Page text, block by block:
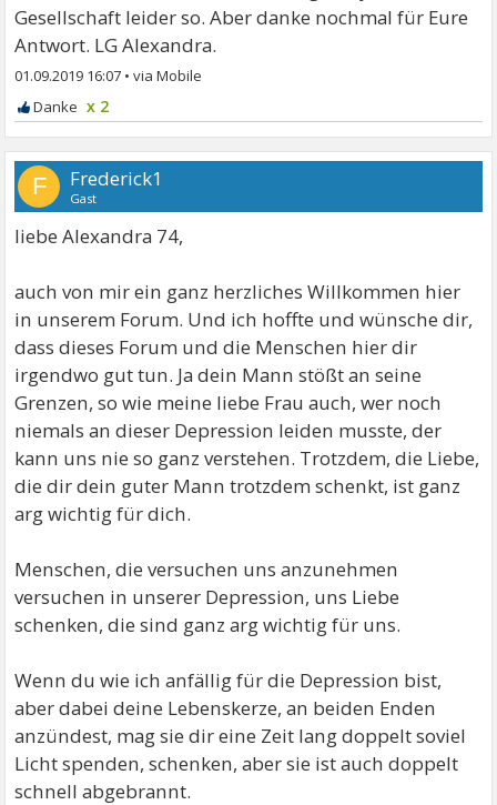
Gesellschaft leider so. Aber danke nochmal für Eure
Antwort. LG Alexandra.
01.09.2019 16:07 •
x 2
F Frederick1
Gast
liebe Alexandra 74,
auch von mir ein ganz herzliches Willkommen hier
in unserem Forum. Und ich hoffte und wünsche dir,
dass dieses Forum und die Menschen hier dir
irgendwo gut tun. Ja dein Mann stößt an seine
Grenzen, so wie meine liebe Frau auch, wer noch
niemals an dieser Depression leiden musste, der
kann uns nie so ganz verstehen. Trotzdem, die Liebe,
die dir dein guter Mann trotzdem schenkt, ist ganz
arg wichtig für dich.
Menschen, die versuchen uns anzunehmen
versuchen in unserer Depression, uns Liebe
schenken, die sind ganz arg wichtig für uns.
Wenn du wie ich anfällig für die Depression bist,
aber dabei deine Lebenskerze, an beiden Enden
anzündest, mag sie dir eine Zeit lang doppelt soviel
Licht spenden, schenken, aber sie ist auch doppelt
schnell abgebrannt.